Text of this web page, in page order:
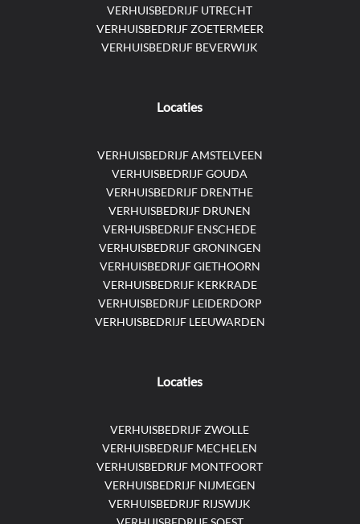
VERHUISBEDRIJF UTRECHT
VERHUISBEDRIJF ZOETERMEER
VERHUISBEDRIJF BEVERWIJK
Locaties
VERHUISBEDRIJF AMSTELVEEN
VERHUISBEDRIJF GOUDA
VERHUISBEDRIJF DRENTHE
VERHUISBEDRIJF DRUNEN
VERHUISBEDRIJF ENSCHEDE
VERHUISBEDRIJF GRONINGEN
VERHUISBEDRIJF GIETHOORN
VERHUISBEDRIJF KERKRADE
VERHUISBEDRIJF LEIDERDORP
VERHUISBEDRIJF LEEUWARDEN
Locaties
VERHUISBEDRIJF ZWOLLE
VERHUISBEDRIJF MECHELEN
VERHUISBEDRIJF MONTFOORT
VERHUISBEDRIJF NIJMEGEN
VERHUISBEDRIJF RIJSWIJK